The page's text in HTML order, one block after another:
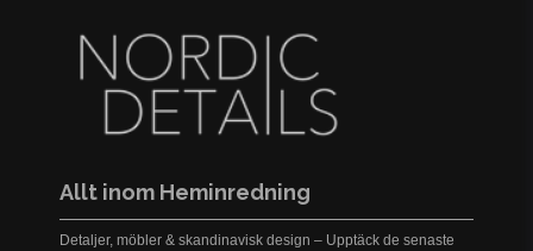
Allt inom Heminredning
Detaljer, möbler & skandinavisk design – Upptäck de senaste